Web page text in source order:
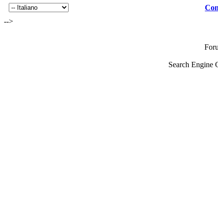
-->
Search Engine